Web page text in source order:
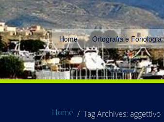
Home Ortografia e Fonologia
Home Tag Archives: aggettivo